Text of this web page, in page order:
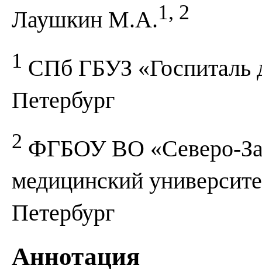
Лаушкин М.А.1, 2
1 СПб ГБУЗ «Госпиталь
Петербург
2 ФГБОУ ВО «Северо-
медицинский
Петербург
Аннотация